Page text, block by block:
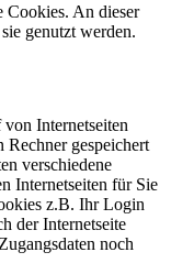
Cookies. An dieser
genutzt werden.
Internetseiten
gespeichert
verschiedene
Internetseiten für Sie
z.B. Ihr Login
der Internetseite
noch